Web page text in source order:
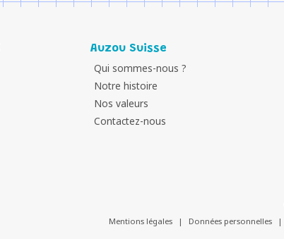
Auzou Suisse
Qui sommes-nous ?
Notre histoire
Nos valeurs
Contactez-nous
Mentions légales
| Données personnelles |